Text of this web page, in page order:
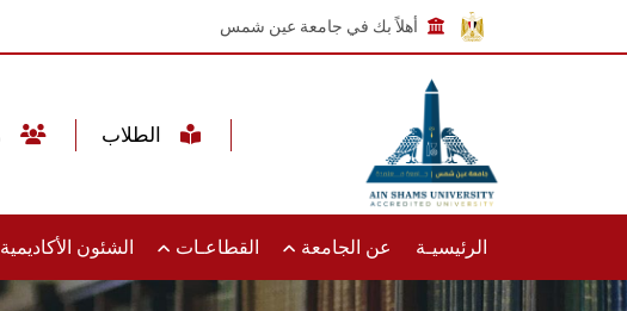
أهلاً بك في جامعة عين شمس
الرئيسيـة عن الجامعة القطاعـات الشئون الأكاديمية